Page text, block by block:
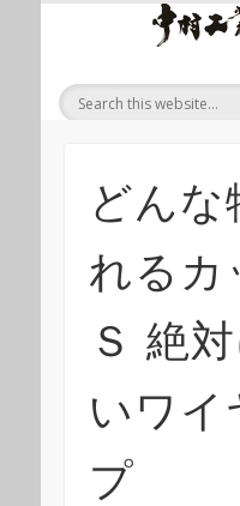
ONLINE
どんな
れるカ
Ｓ 絶
いワイ
プ